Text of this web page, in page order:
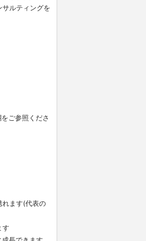
ルティングを
ご参照くださ
れます(代表の
す